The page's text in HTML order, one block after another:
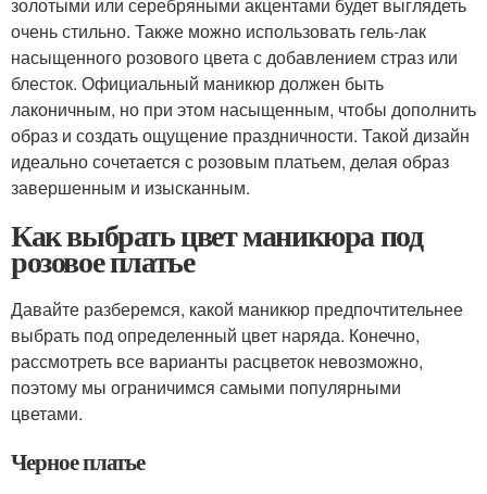
очень стильно. Также можно использовать гель-лак
насыщенного розового цвета с добавлением страз или
блесток. Официальный маникюр должен быть
лаконичным, но при этом насыщенным, чтобы дополнить
образ и создать ощущение праздничности. Такой дизайн
идеально сочетается с розовым платьем, делая образ
завершенным и изысканным.
Как выбрать цвет маникюра под
розовое платье
Давайте разберемся, какой маникюр предпочтительнее
выбрать под определенный цвет наряда. Конечно,
рассмотреть все варианты расцветок невозможно,
поэтому мы ограничимся самыми популярными
цветами.
Черное платье